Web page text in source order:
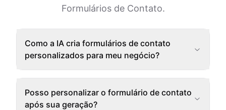
Formulários de Contato.
Como a IA cria formulários de contato
personalizados para meu negócio?
Posso personalizar o formulário de contato
após sua geração?